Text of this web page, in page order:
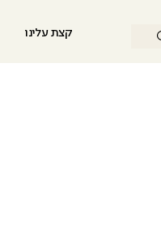
קצת עלינו